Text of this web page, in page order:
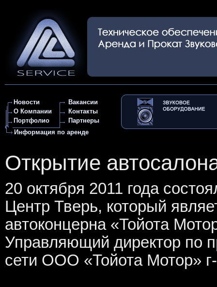
Новости
Вакансии
О Компании
Контакты
Портфолио
Партнеры
Информация по аренде
Открытие
20 октября 2011 года
Центр Тверь, который
автоконцерна «Тойота
Управляющий директор по
сети ООО «Тойота Мотор»